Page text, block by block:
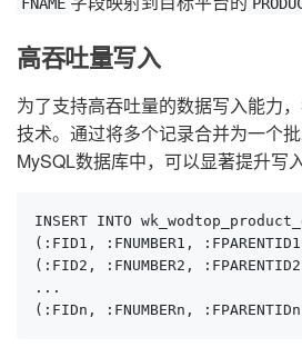
FNAME
高吞吐量写入
为了支持高吞吐量的数据写入能力
技术。通过将多个记录合并为一个
MySQL数据库中，可以显著提升写
INSERT INTO
(:FID1, :FNUMBER1,
(:FID2, :FNUMBER2,
...
(:FIDn, :FNUMBERn,